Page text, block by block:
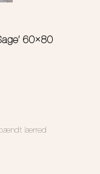
60×80
lærred